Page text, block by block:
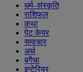
धर्म–संस्कृति
राशिफल
कथा
पेट केयर
समाचार
अर्थ
बगैचा
इन्टेरियर